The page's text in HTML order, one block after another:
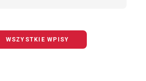
WSZYSTKIE WPISY